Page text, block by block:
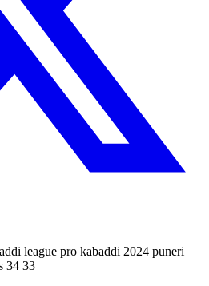
league pro kabaddi 2024 puneri
34 33